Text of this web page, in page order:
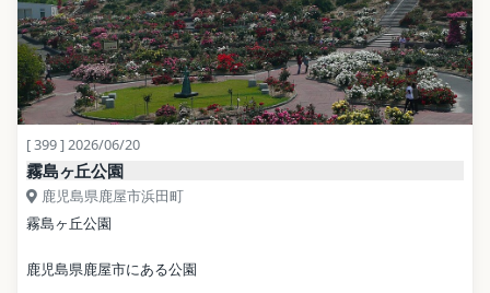
[ 399 ] 2026/06/20
霧島ヶ丘公園
鹿児島県鹿屋市浜田町
霧島ヶ丘公園
鹿児島県鹿屋市にある公園